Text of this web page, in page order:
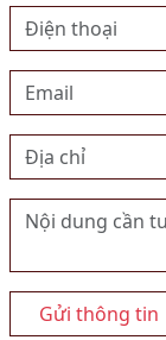
Gửi thông tin